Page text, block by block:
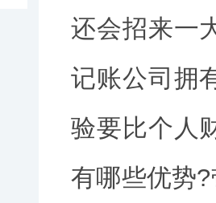
还会招来一
记账公司拥
验要比个人
有哪些优势